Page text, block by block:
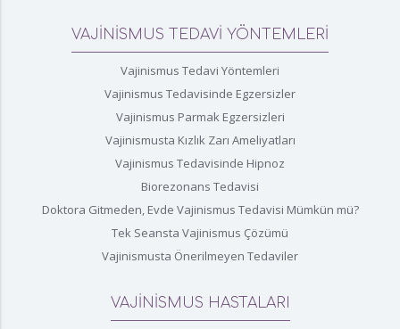
VAJİNİSMUS TEDAVİ YÖNTEMLERİ
Vajinismus Tedavi Yöntemleri
Vajinismus Tedavisinde Egzersizler
Vajinismus Parmak Egzersizleri
Vajinismusta Kızlık Zarı Ameliyatları
Vajinismus Tedavisinde Hipnoz
Biorezonans Tedavisi
Doktora Gitmeden, Evde Vajinismus Tedavisi Mümkün mü?
Tek Seansta Vajinismus Çözümü
Vajinismusta Önerilmeyen Tedaviler
VAJİNİSMUS HASTALARI